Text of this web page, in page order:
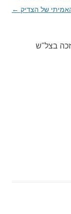
של הצדיק ←
בצל"ש